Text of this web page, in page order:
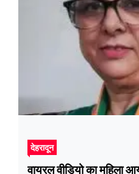
देहरादून
वायरल वीडियो का महिला